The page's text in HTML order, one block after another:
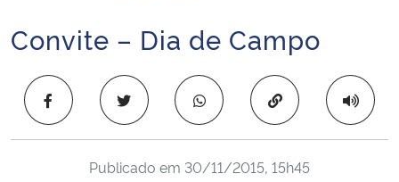
Ministério da Economia
Ministério da Infraestrutura
Ministério da Agricultura, Pecuária e Abastecimento
Ministério da Educação
Início do conteúdo
Convite – Dia de Campo
Copiar para área
Publicado em 30/11/2015, 15h45